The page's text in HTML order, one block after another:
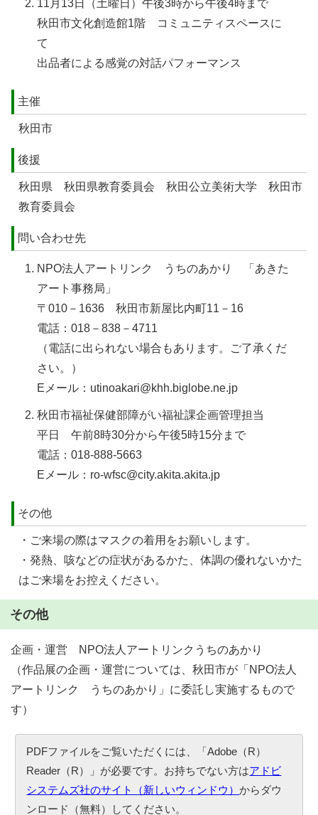
11月13日（土曜日）午後3時から午後4時まで
秋田市文化創造館1階 コミュニティスペースに
て
出品者による感覚の対話パフォーマンス
主催
秋田市
後援
秋田県 秋田県教育委員会 秋田公立美術大学 秋田市
教育委員会
問い合わせ先
NPO法人アートリンク うちのあかり 「あきた
アート事務局」
〒010－1636 秋田市新屋比内町11－16
電話：018－838－4711
（電話に出られない場合もあります。ご了承くだ
さい。）
Eメール：utinoakari@khh.biglobe.ne.jp
秋田市福祉保健部障がい福祉課企画管理担当
平日 午前8時30分から午後5時15分まで
電話：018-888-5663
Eメール：ro-wfsc@city.akita.akita.jp
その他
・ご来場の際はマスクの着用をお願いします。
・発熱、咳などの症状があるかた、体調の優れないかた
はご来場をお控えください。
その他
企画・運営 NPO法人アートリンクうちのあかり
（作品展の企画・運営については、秋田市が「NPO法人
アートリンク うちのあかり」に委託し実施するもので
す）
PDFファイルをご覧いただくには、「Adobe（R）
Reader（R）」が必要です。お持ちでない方はアドビ
システムズ社のサイト（新しいウィンドウ）からダウ
ンロード（無料）してください。